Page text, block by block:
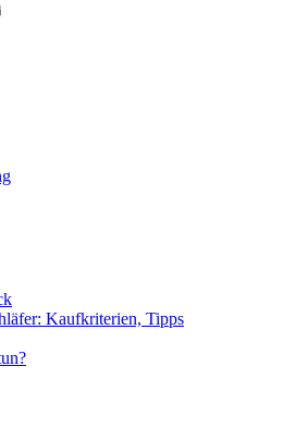
Kaufkriterien, Tipps